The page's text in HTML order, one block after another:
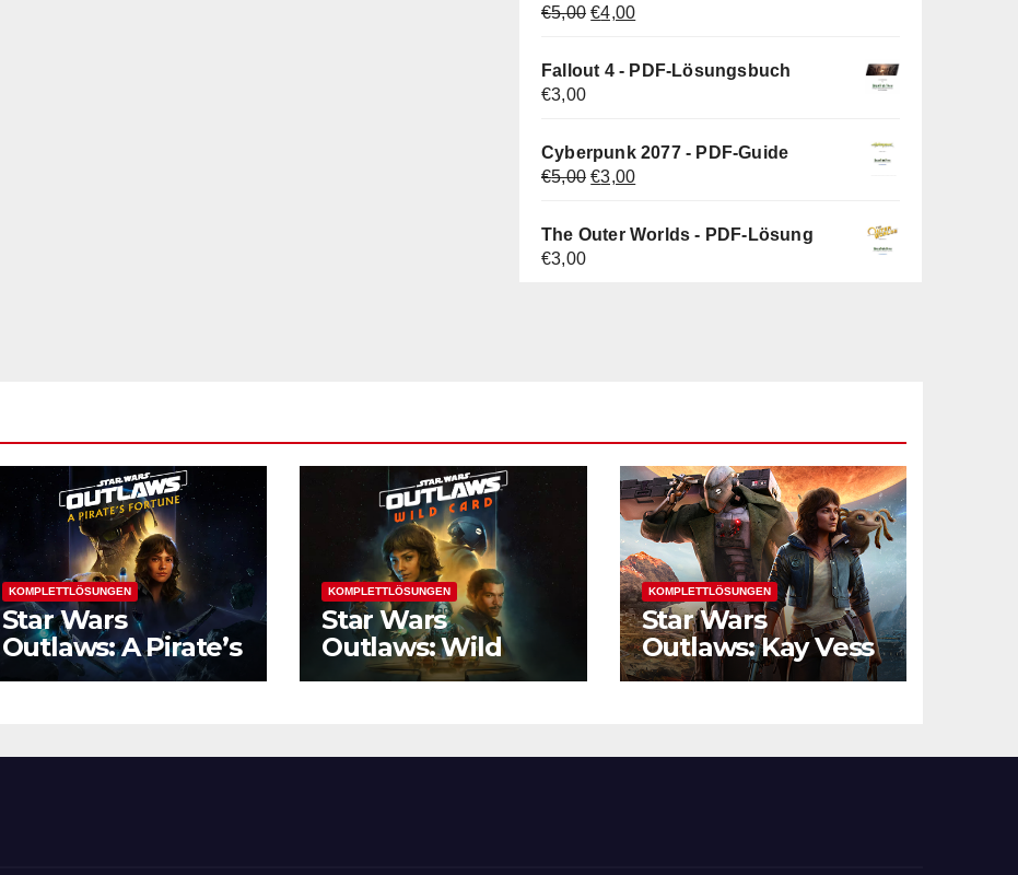
€5,00 Ursprünglicher
war:
€4,00Aktueller
ist:
Fallout 4 - PDF-Lösungsbuch
€3,00
Cyberpunk 2077 - PDF-Guide
€5,00 Ursprünglicher
€3,00Aktueller
ist:
The Outer Worlds - PDF-Lösung
€3,00
KOMPLETTLÖSUNGEN
Star Wars
Outlaws: A Pirate’s
Fortune
KOMPLETTLÖSUNGEN
Star Wars
Outlaws: Wild
Card
KOMPLETTLÖSUNGEN
Star Wars
Outlaws: Kay Vess
und die